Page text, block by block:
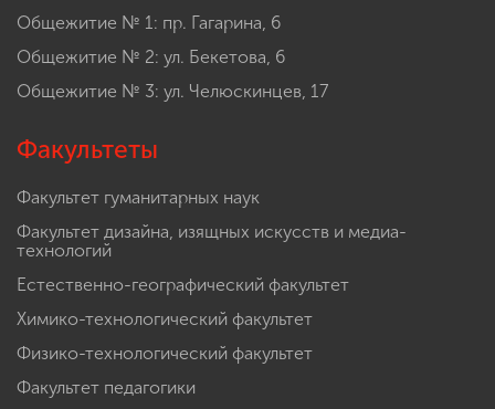
Общежитие № 1: пр. Гагарина, 6
Общежитие № 2: ул. Бекетова, 6
Общежитие № 3: ул. Челюскинцев, 17
Факультеты
Факультет гуманитарных наук
Факультет дизайна, изящных искусств и медиа-
технологий
Естественно-географический факультет
Химико-технологический факультет
Физико-технологический факультет
Факультет педагогики